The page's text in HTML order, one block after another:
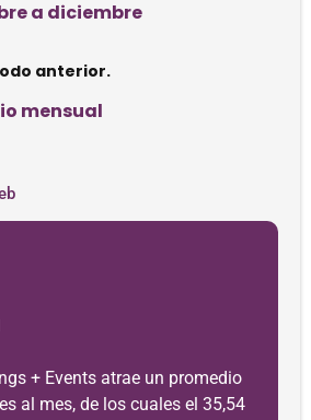
a diciembre
anterior.
mensual
+ Events atrae un promedio
al mes, de los cuales el 35,54